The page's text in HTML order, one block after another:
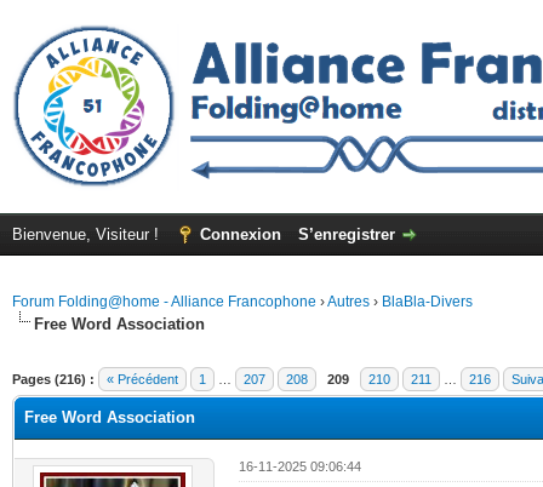
Bienvenue, Visiteur ! Connexion S’enregistrer
Forum Folding@home - Alliance Francophone ›Autres › BlaBla-Divers
Free Word Association
Pages (216) : « Précédent 1 207 208 209 210 211 216
Free Word Association
16-11-2025 09:06:44